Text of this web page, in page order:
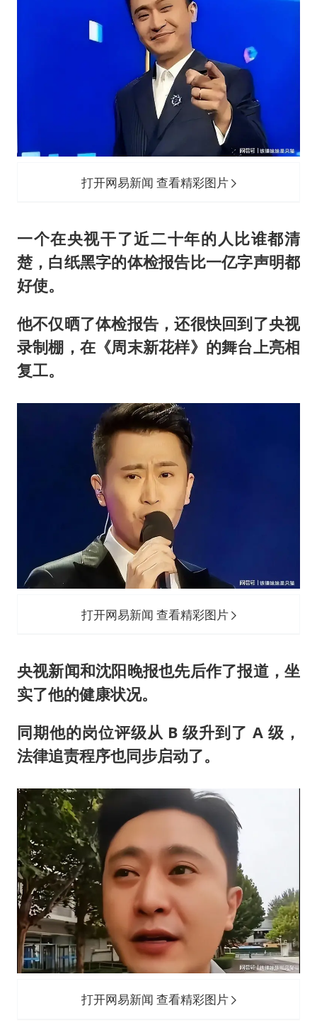
打开网易新闻 查看精彩图片
一个在央视干了近二十年的人比谁都清
楚，白纸黑字的体检报告比一亿字声明都
好使。
他不仅晒了体检报告，还很快回到了央视
录制棚，在《周末新花样》的舞台上亮相
复工。
打开网易新闻 查看精彩图片
央视新闻和沈阳晚报也先后作了报道，坐
实了他的健康状况。
同期他的岗位评级从 B 级升到了 A 级，
法律追责程序也同步启动了。
打开网易新闻 查看精彩图片